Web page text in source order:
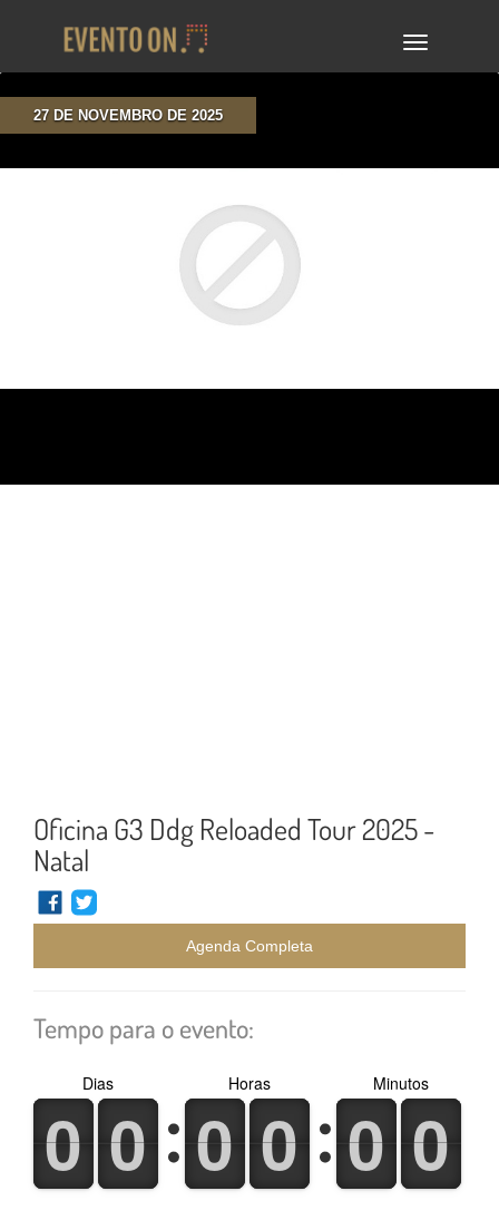
TOGGLE
27 DE NOVEMBRO DE 2025
Oficina G3 Ddg Reloaded Tour 2025 -
Natal
Agenda Completa
Tempo para o evento:
0
0
1
1 0
0
1
1
Dias
0
0
1
1 0
0
1
1
Horas
0
0
1
1 0
0
1
1
Minutos